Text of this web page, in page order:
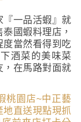
一品活蝦』就
國蝦料理店，
當然看得到吃
酒菜的美味菜
在馬路對面就